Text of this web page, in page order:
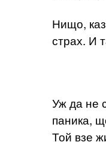
Нищо,
страх. И
Уж да не
паника,
Той взе